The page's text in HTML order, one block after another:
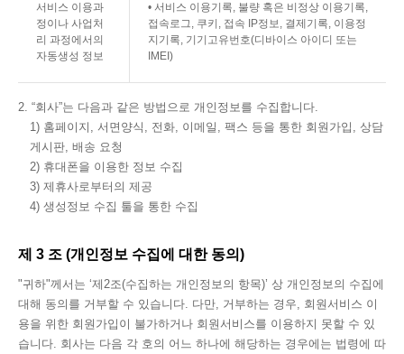
서비스 이용과
정이나 사업처
리 과정에서의
자동생성 정보
• 서비스 이용기록, 불량 혹은 비정상 이용기록,
접속로그, 쿠키, 접속 IP정보, 결제기록, 이용정
지기록, 기기고유번호(디바이스 아이디 또는
IMEI)
2. “회사”는 다음과 같은 방법으로 개인정보를 수집합니다.
1) 홈페이지, 서면양식, 전화, 이메일, 팩스 등을 통한 회원가입, 상담
게시판, 배송 요청
2) 휴대폰을 이용한 정보 수집
3) 제휴사로부터의 제공
4) 생성정보 수집 툴을 통한 수집
제 3 조 (개인정보 수집에 대한 동의)
"귀하"께서는 ‘제2조(수집하는 개인정보의 항목)’ 상 개인정보의 수집에
대해 동의를 거부할 수 있습니다. 다만, 거부하는 경우, 회원서비스 이
용을 위한 회원가입이 불가하거나 회원서비스를 이용하지 못할 수 있
습니다. 회사는 다음 각 호의 어느 하나에 해당하는 경우에는 법령에 따